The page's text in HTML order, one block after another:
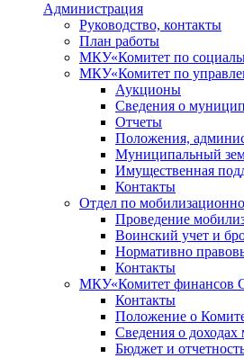
Администрация
Руководство, контакты
План работы
МКУ«Комитет по
МКУ«Комитет по
Аукционы
Сведения о
Отчеты
Положения,
Муниципальный
Имущественная
Контакты
Отдел по
Проведение
Воинский учет и
Нормативно
Контакты
МКУ«Комитет финансов
Контакты
Положение о
Сведения о
Бюджет и